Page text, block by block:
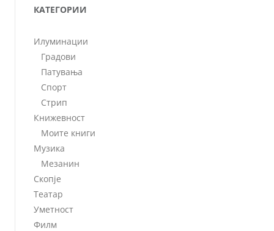
КАТЕГОРИИ
Илуминации
Градови
Патувања
Спорт
Стрип
Книжевност
Моите книги
Музика
Мезанин
Скопје
Театар
Уметност
Филм